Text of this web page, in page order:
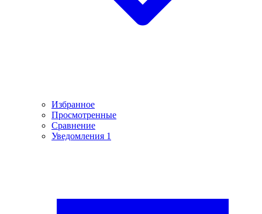
Избранное
Просмотренные
Сравнение
Уведомления 1